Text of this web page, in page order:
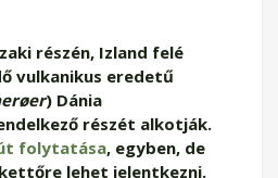
részén, Izland felé
vulkanikus eredetű
) Dánia
részét alkotják.
folytatása, egyben, de
lehet jelentkezni.